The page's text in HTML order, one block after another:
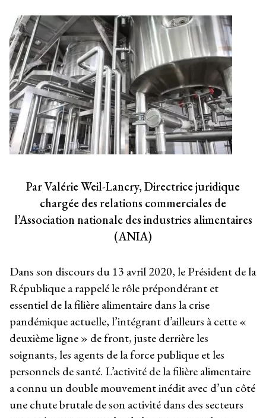
Par Valérie Weil-Lancry, Directrice juridique
chargée des relations commerciales de
l’Association nationale des industries alimentaires
(ANIA)
Dans son discours du 13 avril 2020, le Président de la
République a rappelé le rôle prépondérant et
essentiel de la filière alimentaire dans la crise
pandémique actuelle, l’intégrant d’ailleurs à cette «
deuxième ligne » de front, juste derrière les
soignants, les agents de la force publique et les
personnels de santé. L’activité de la filière alimentaire
a connu un double mouvement inédit avec d’un côté
une chute brutale de son activité dans des secteurs